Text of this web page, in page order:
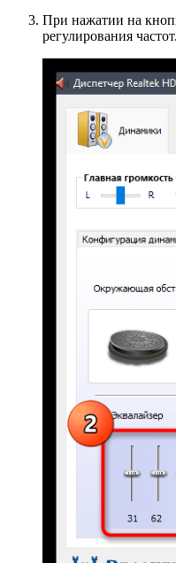
При нажатии на
регулирования